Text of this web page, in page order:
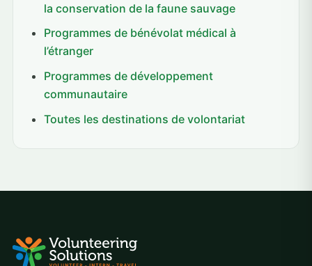
la conservation de la faune sauvage
Programmes de bénévolat médical à
l’étranger
Programmes de développement
communautaire
Toutes les destinations de volontariat